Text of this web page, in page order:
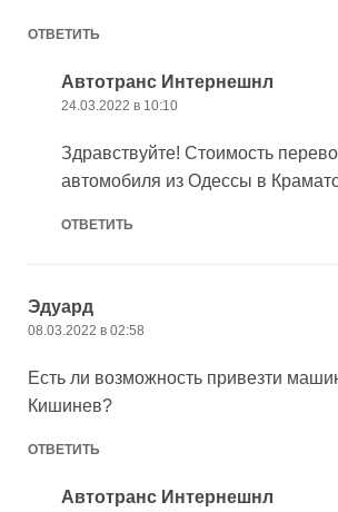
ОТВЕТИТЬ
Автотранс Интернешнл
24.03.2022 в 10:10
Здравствуйте! Стоимость
автомобиля из Одессы в
ОТВЕТИТЬ
Эдуард
08.03.2022 в 02:58
Есть ли возможность привезти
Кишинев?
ОТВЕТИТЬ
Автотранс Интернешнл